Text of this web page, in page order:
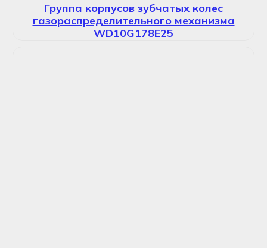
Группа корпусов зубчатых колес
газораспределительного механизма
WD10G178E25